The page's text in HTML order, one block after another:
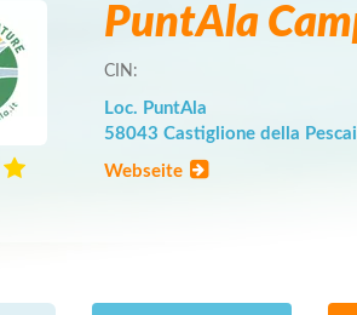
PuntAla
CIN:
Loc. PuntAla
58043 Castiglione della
Webseite